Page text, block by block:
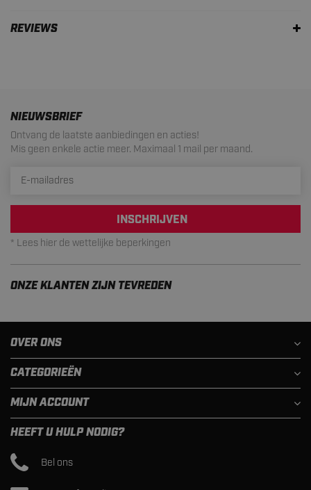
REVIEWS
NIEUWSBRIEF
Ontvang de laatste aanbiedingen en acties!
Mis geen enkele actie meer. Maximaal 1 mail per maand.
INSCHRIJVEN
* Lees hier de wettelijke beperkingen
ONZE KLANTEN ZIJN TEVREDEN
OVER ONS
CATEGORIEËN
MIJN ACCOUNT
HEEFT U HULP NODIG?
Bel ons